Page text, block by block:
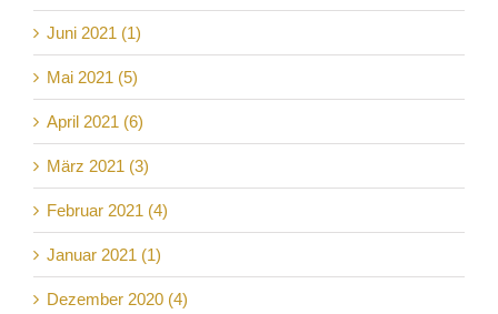
Juni 2021 (1)
Mai 2021 (5)
April 2021 (6)
März 2021 (3)
Februar 2021 (4)
Januar 2021 (1)
Dezember 2020 (4)